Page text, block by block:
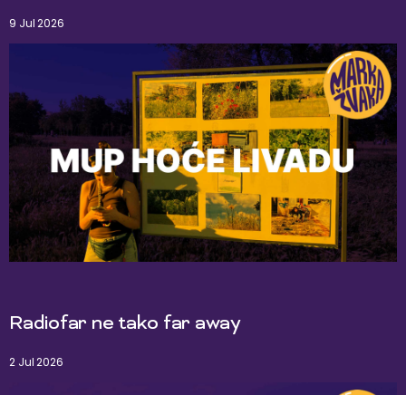
9 Jul 2026
Radiofar ne tako far away
2 Jul 2026